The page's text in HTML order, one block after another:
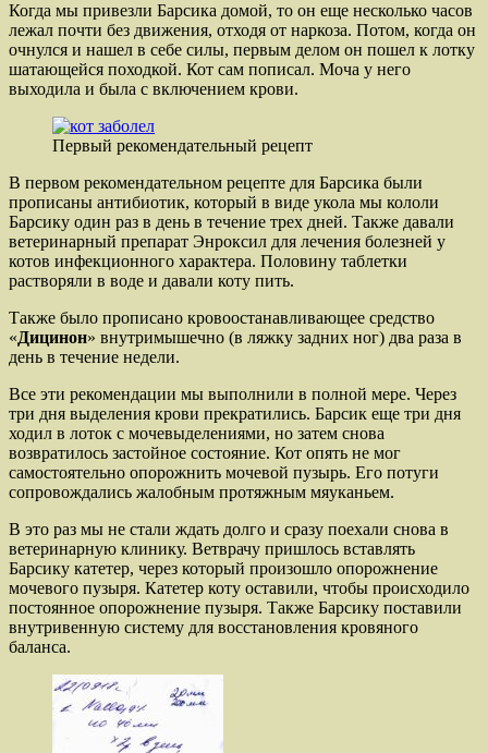
Когда мы привезли Барсика домой, то он еще несколько часов
лежал почти без движения, отходя от наркоза. Потом, когда он
очнулся и нашел в себе силы, первым делом он пошел к лотку
шатающейся походкой. Кот сам пописал. Моча у него
выходила и была с включением крови.
Первый рекомендательный рецепт
В первом рекомендательном рецепте для Барсика были
прописаны антибиотик, который в виде укола мы кололи
Барсику один раз в день в течение трех дней. Также давали
ветеринарный препарат Энроксил для лечения болезней у
котов инфекционного характера. Половину таблетки
растворяли в воде и давали коту пить.
Также было прописано кровоостанавливающее средство
«Дицинон» внутримышечно (в ляжку задних ног) два раза в
день в течение недели.
Все эти рекомендации мы выполнили в полной мере. Через
три дня выделения крови прекратились. Барсик еще три дня
ходил в лоток с мочевыделениями, но затем снова
возвратилось застойное состояние. Кот опять не мог
самостоятельно опорожнить мочевой пузырь. Его потуги
сопровождались жалобным протяжным мяуканьем.
В это раз мы не стали ждать долго и сразу поехали снова в
ветеринарную клинику. Ветврачу пришлось вставлять
Барсику катетер, через который произошло опорожнение
мочевого пузыря. Катетер коту оставили, чтобы происходило
постоянное опорожнение пузыря. Также Барсику поставили
внутривенную систему для восстановления кровяного
баланса.